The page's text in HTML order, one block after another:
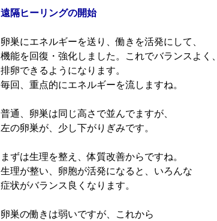
遠隔ヒーリングの開始
卵巣にエネルギーを送り、働きを活発にして、
機能を回復・強化しました。これでバランスよく、
排卵できるようになります。
毎回、重点的にエネルギーを流しますね。
普通、卵巣は同じ高さで並んでますが、
左の卵巣が、少し下がりぎみです。
まずは生理を整え、体質改善からですね。
生理が整い、卵胞が活発になると、いろんな
症状がバランス良くなります。
卵巣の働きは弱いですが、これから